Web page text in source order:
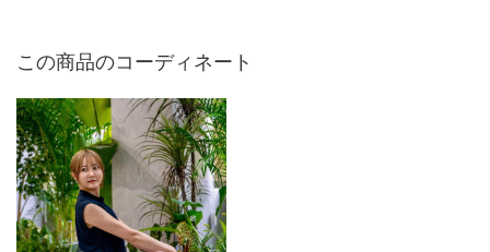
この商品のコーディネート